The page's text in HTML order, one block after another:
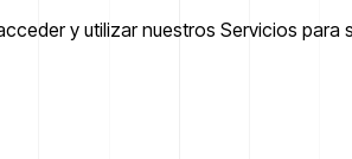
y utilizar nuestros Servicios para